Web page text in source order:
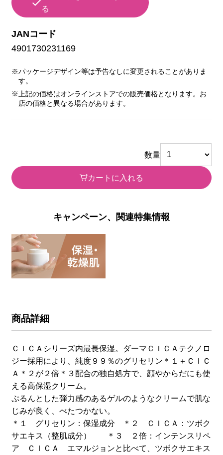
る
JANコード
4901730231169
※パッケージデザイン等は予告なしに変更されることがありま
す。
※上記の価格はオンラインストアでの販売価格となります。お
店の価格と異なる場合があります。
数量
カートに入れる
キャンペーン、関連特集情報
商品詳細
ＣＩＣＡシリーズ内最長保湿。ダーマＣＩＣＡテクノロ
ジー採用により、純度９９％のグリセリン＊１＋ＣＩＣ
Ａ＊２が２倍＊３配合の独自処方で、顔やからだにも使
える高保湿クリーム。
ぷるんとした弾力感のあるゲルのようなクリームで肌な
じみが良く、べたつかない。
＊１ グリセリン：保湿成分 ＊２ ＣＩＣＡ：ツボク
サエキス（整肌成分） ＊３ ２倍：インテンスリペ
ア ＣＩＣＡ エマルジョンと比べて、ツボクサエキス